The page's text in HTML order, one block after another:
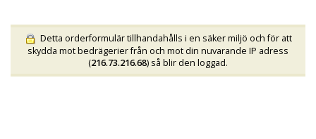
Detta orderformulär tillhandahålls i en säker miljö och för att
skydda mot bedrägerier från och mot din nuvarande IP adress
(216.73.216.68) så blir den loggad.